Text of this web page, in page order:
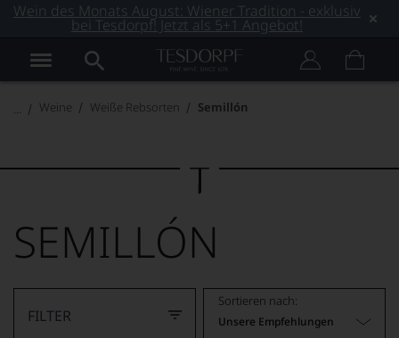
Wein des Monats August: Wiener Tradition - exklusiv
bei Tesdorpf! Jetzt als 5+1 Angebot!
Weine Weiße Rebsorten Semillón
SEMILLÓN
FILTER
Sortieren nach:
Unsere Empfehlungen